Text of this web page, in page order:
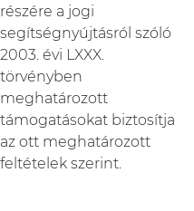
részére a jogi
segítségnyújtásról szóló
2003. évi LXXX.
törvényben
meghatározott
támogatásokat biztosítja
az ott meghatározott
feltételek szerint.